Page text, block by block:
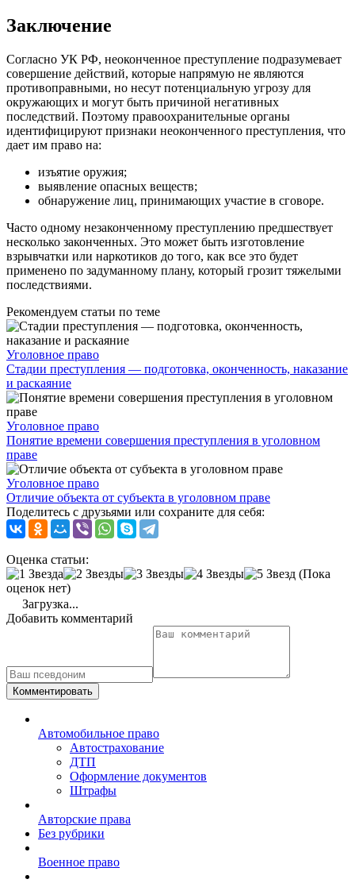
Заключение
Согласно УК РФ, неоконченное преступление подразумевает
совершение действий, которые напрямую не являются
противоправными, но несут потенциальную угрозу для
окружающих и могут быть причиной негативных
последствий. Поэтому правоохранительные органы
идентифицируют признаки неоконченного преступления, что
дает им право на:
изъятие оружия;
выявление опасных веществ;
обнаружение лиц, принимающих участие в сговоре.
Часто одному незаконченному преступлению предшествует
несколько законченных. Это может быть изготовление
взрывчатки или наркотиков до того, как все это будет
применено по задуманному плану, который грозит тяжелыми
последствиями.
Рекомендуем статьи по теме
Уголовное право
Стадии преступления — подготовка, оконченность, наказание
и раскаяние
Уголовное право
Понятие времени совершения преступления в уголовном
праве
Уголовное право
Отличие объекта от субъекта в уголовном праве
Поделитесь с друзьями или сохраните для себя:
Оценка статьи:
(Пока
оценок нет)
Загрузка...
Добавить комментарий
Комментировать
Автомобильное право
Автострахование
ДТП
Оформление документов
Штрафы
Авторские права
Без рубрики
Военное право